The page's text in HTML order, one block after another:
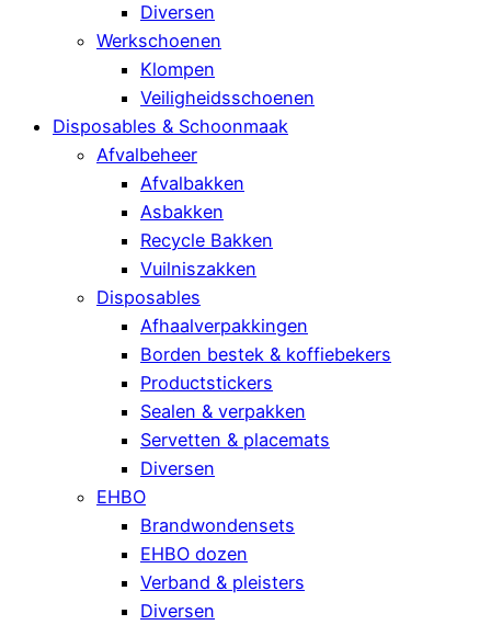
Diversen
Werkschoenen
Klompen
Veiligheidsschoenen
Disposables & Schoonmaak
Afvalbeheer
Afvalbakken
Asbakken
Recycle Bakken
Vuilniszakken
Disposables
Afhaalverpakkingen
Borden bestek & koffiebekers
Productstickers
Sealen & verpakken
Servetten & placemats
Diversen
EHBO
Brandwondensets
EHBO dozen
Verband & pleisters
Diversen